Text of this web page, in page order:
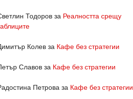
Тодоров за Реалността срещу
Колев за Кафе без стратегии
Славов за Кафе без стратегии
Петрова за Кафе без стратегии